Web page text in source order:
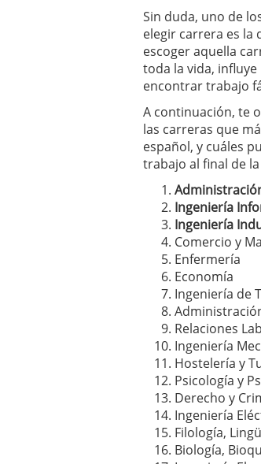
Sin duda, uno de
elegir carrera es la
escoger aquella
toda la vida,
encontrar trabajo
A continuación, te
las carreras que
español, y cuáles
trabajo al final de
Ingeniería
Ingeniería
Comercio y
Enfermería
Economía
Ingeniería de
Relaciones
Ingeniería
Hostelería y
Psicología y
Derecho y
Ingeniería
Filología,
Biología,